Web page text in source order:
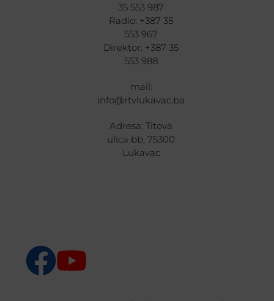
35 553 987
Radio: +387 35
553 967
Direktor: +387 35
553 988
mail:
info@rtvlukavac.ba
Adresa: Titova
ulica bb, 75300
Lukavac